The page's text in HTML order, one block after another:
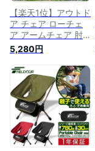
【楽天1位】アウトド
ア チェア ローチェ
ア アームチェア 肘
付き 肘掛け 折りた
たみ 難燃 T/C 椅子
軽量 耐荷重 120kg
リラックスチェア ア
ームレスト ひじ掛け
コンパクト ロータイ
プ 座椅子 折りたた
みチェア いす チェ
ア FIELDOOR 1年保
証 ★[送料無料]
5,280円